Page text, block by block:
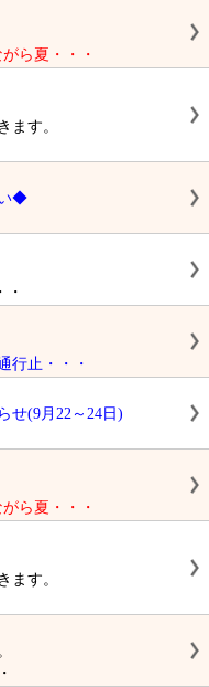
ら夏・・・
ます。
◆
行止・・・
せ(9月22～24日)
ら夏・・・
ます。